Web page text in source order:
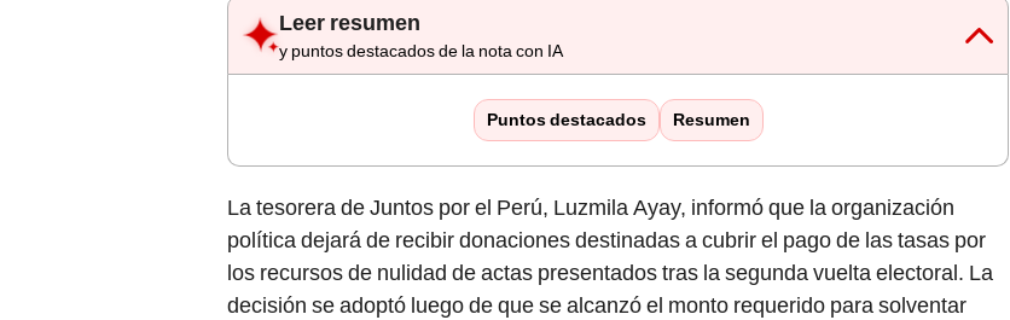
Leer resumen
y puntos destacados de la nota con IA
Puntos destacados Resumen
La tesorera de Juntos por el Perú, Luzmila Ayay, informó que la organización
política dejará de recibir donaciones destinadas a cubrir el pago de las tasas por
los recursos de nulidad de actas presentados tras la segunda vuelta electoral. La
decisión se adoptó luego de que se alcanzó el monto requerido para solventar